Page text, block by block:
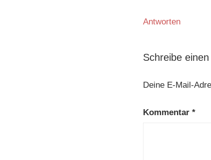
Antworten
Schreibe
Deine E-Mail-
Kommentar *